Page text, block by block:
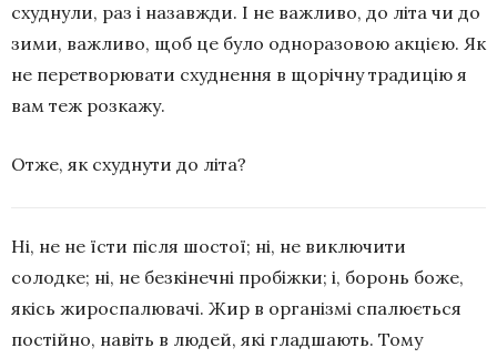
схуднули, раз і назавжди. І не важливо, до літа чи до
зими, важливо, щоб це було одноразовою акцією. Як
не перетворювати схуднення в щорічну традицію я
вам теж розкажу.
Отже, як схуднути до літа?
Ні, не не їсти після шостої; ні, не виключити
солодке; ні, не безкінечні пробіжки; і, боронь боже,
якісь жироспалювачі. Жир в організмі спалюється
постійно, навіть в людей, які гладшають. Тому